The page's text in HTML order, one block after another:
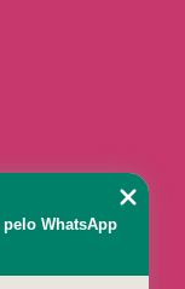
WhatsApp